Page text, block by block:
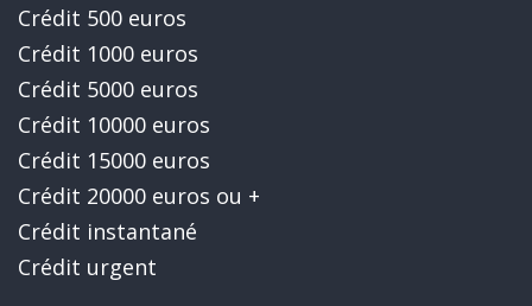
Crédit 500 euros
Crédit 1000 euros
Crédit 5000 euros
Crédit 10000 euros
Crédit 15000 euros
Crédit 20000 euros ou +
Crédit instantané
Crédit urgent